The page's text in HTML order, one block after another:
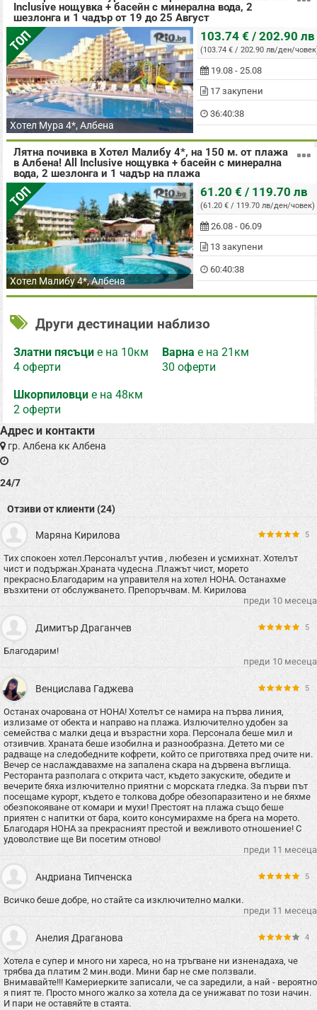
Inclusive нощувка + басейн с минерална вода, 2
шезлонга и 1 чадър от 19 до 25 Август
ТОП
Хотел Мура 4*, Албена
103.74 € / 202.90 лв
(103.74 € / 202.90 лв/ден/
19.08 - 25.08
17 закупени
36:40:37
Лятна почивка в Хотел Малибу 4*, на 150 м. от плажа
в Албена! All Inclusive нощувка + басейн с минерална
вода, 2 шезлонга и 1 чадър на плажа
ТОП
Хотел Малибу 4*, Албена
61.20 € / 119.70 лв
(61.20 € / 119.70 лв/ден/човек)
26.08 - 06.09
13 закупени
60:40:37
Други дестинации наблизо
Златни пясъцие на 10км
4 оферти
Варнае на 21км
30 оферти
Шкорпиловцие на 48км
2 оферти
Адрес и контакти
гр. Албена кк Албена
24/7
Отзиви от клиенти (24)
Маряна Кирилова 5
Тих спокоен хотел.Персоналът учтив , любезен и усмихнат. Хотелът
чист и подържан.Храната чудесна .Плажът чист, морето
прекрасно.Благодарим на управителя на хотел НОНА. Останахме
възхитени от обслужването. Препоръчвам. М. Кирилова
преди 10 месеца
Димитър Драганчев 5
Благодарим!
преди 10 месеца
Венцислава Гаджева 5
Останах очарована от НОНА! Хотелът се намира на първа линия,
излизаме от обекта и направо на плажа. Излючително удобен за
семейства с малки деца и възрастни хора. Персонала беше мил и
отзивчив. Храната беше изобилна и разнообразна. Детето ми се
радваще на следобедните кофрети, който се приготвяха пред очите ни.
Вечер се наслаждавахме на запалена скара на дървена въглища.
Ресторанта разполага с открита част, където закуските, обедите и
вечерите бяха излючително приятни с морската гледка. За първи път
посещаме курорт, където е толкова добре обезопаразитено и не бяхме
обезпокояване от комари и мухи! Престоят на плажа също беше
приятен с напитки от бара, които консумирахме на брега на морето.
Благодаря НОНА за прекрасният престой и вежливото отношение! С
удоволствие ще Ви посетим отново!
преди 11 месеца
Андриана Типченска 5
Всичко беше добре, но стайте са изключително малки.
преди 11 месеца
Анелия Драганова 4
Хотела е супер и много ни хареса, но на тръгване ни изненадаха, че
трябва да платим 2 мин.води. Мини бар не сме ползвали.
Внимавайте!!! Камериерките записали, че са заредили, а най - вероятно
я пият те. Просто много жалко за хотела да се унижават по този начин.
И пари не оставяйте в стаята.